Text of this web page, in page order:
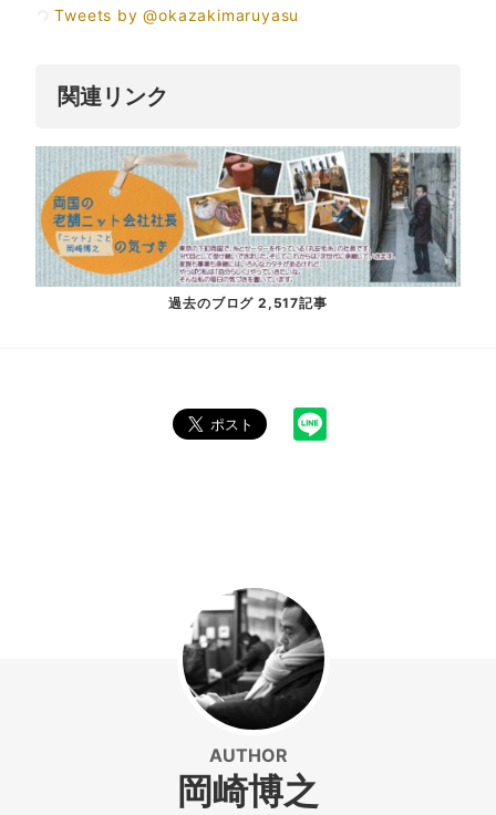
Tweets by @okazakimaruyasu
関連リンク
過去のブログ 2,517記事
AUTHOR
岡崎博之